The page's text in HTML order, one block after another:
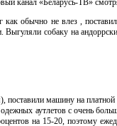
канал «Беларусь-ТВ»
обычно не влез ,
собаку на
машину на
аутлетов с очень
на 15-20, поэтому